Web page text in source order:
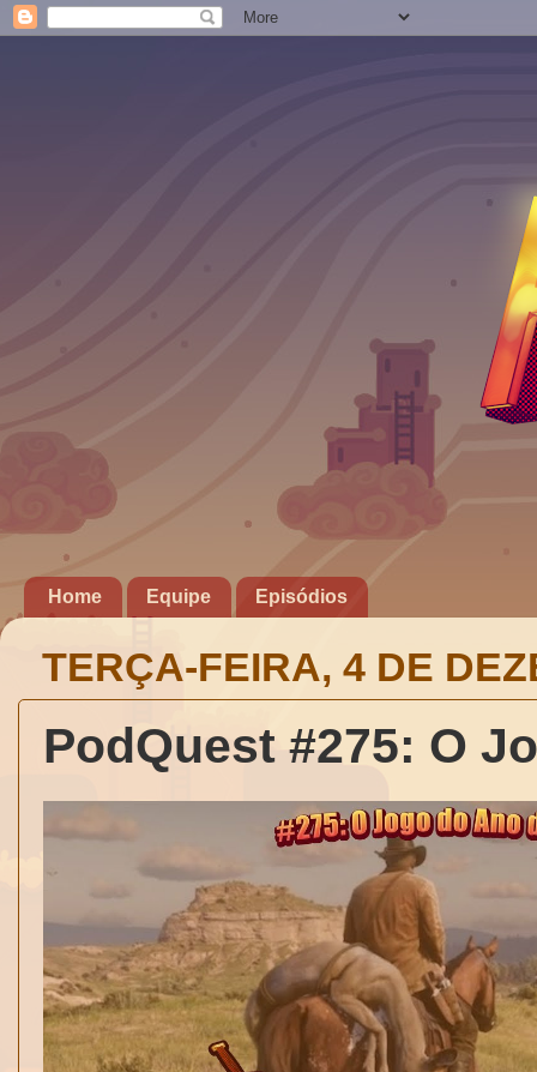
Home Equipe Episódios
TERÇA-FEIRA, 4 DE
PodQuest #275: O